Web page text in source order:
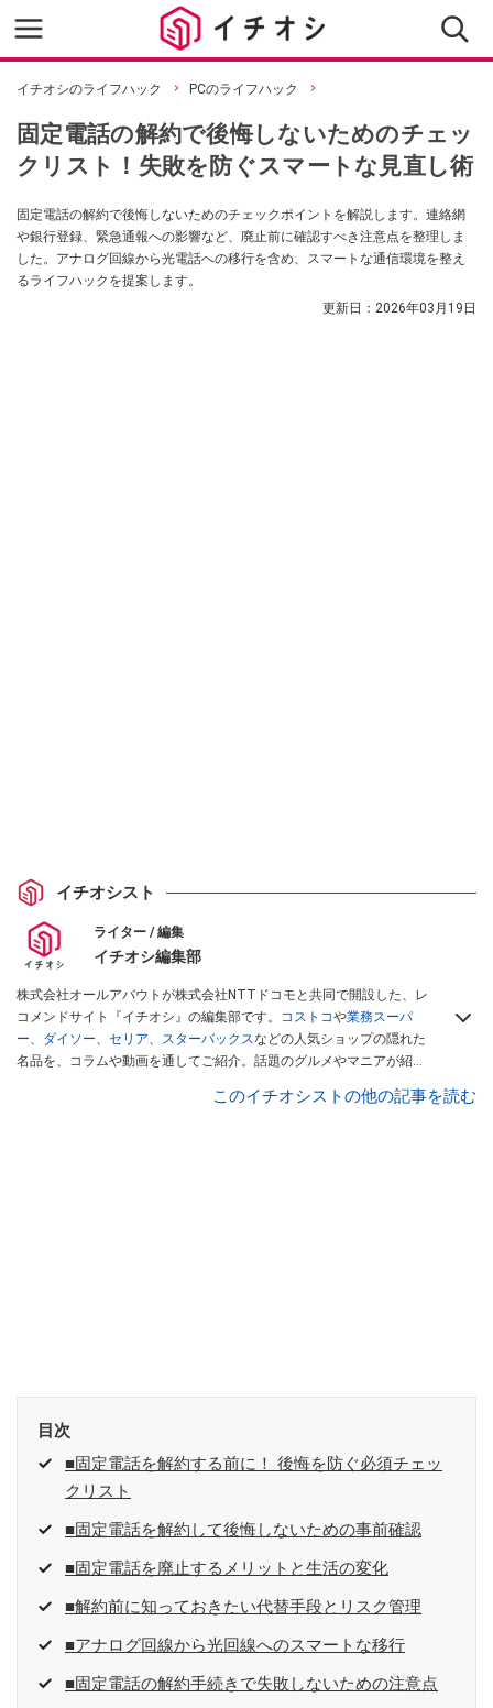
イチオシのライフハック PCのライフハック
固定電話の解約で後悔しないためのチェッ
クリスト！失敗を防ぐスマートな見直し術
固定電話の解約で後悔しないためのチェックポイントを解説します。連絡網
や銀行登録、緊急通報への影響など、廃止前に確認すべき注意点を整理しま
した。アナログ回線から光電話への移行を含め、スマートな通信環境を整え
るライフハックを提案します。
更新日： 2026年03月19日
イチオシスト
ライター / 編集
イチオシ編集部
株式会社オールアバウトが株式会社NTTドコモと共同で開設した、レ
コメンドサイト『イチオシ』の編集部です。 コストコや業務スーパ
ー、 ダイソー、 セリア、 スターバックスなどの人気ショップの隠れた
名品を、コラムや動画を通してご紹介。話題のグルメやマニアが紹介
インフルエンサーが実際に使用してレビューしています。毎日トレン
このイチオシストの他の記事を読む
目次
■固定電話を解約する前に！ 後悔を防ぐ必須チェッ
クリスト
■固定電話を解約して後悔しないための事前確認
■固定電話を廃止するメリットと生活の変化
■解約前に知っておきたい代替手段とリスク管理
■アナログ回線から光回線へのスマートな移行
■固定電話の解約手続きで失敗しないための注意点